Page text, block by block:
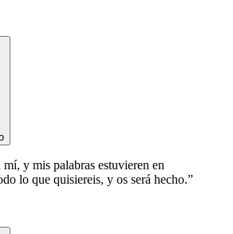
mí, y mis palabras estuvieren en
lo que quisiereis, y os será hecho.”